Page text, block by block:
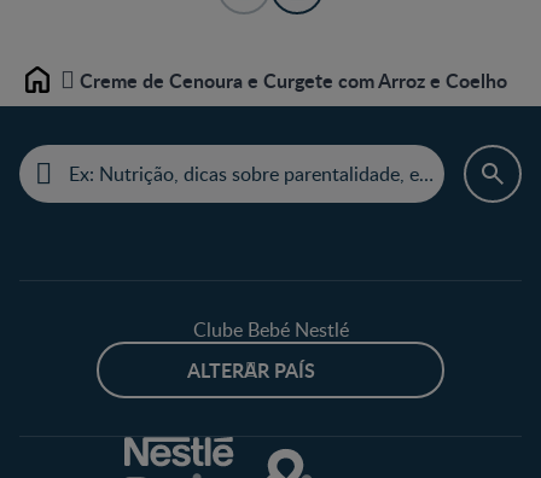
Home Creme de Cenoura e Curgete com Arroz e Coelho
Clube Bebé Nestlé
ALTERAR PAÍS